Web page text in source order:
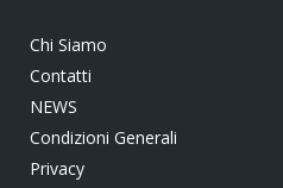
Chi Siamo
Contatti
NEWS
Condizioni Generali
Privacy